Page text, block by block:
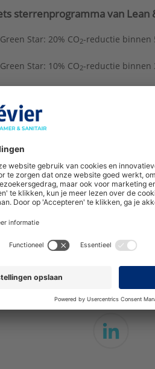
sterrenprogramma van Lean
Star: 20% CO2-reductie binnen
Star: 10% CO2-reductie binnen
Star: aantoonbaar op koers
2023)
Star: zero emissie.
van nieuwe